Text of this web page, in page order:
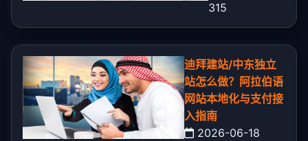
315
迪拜建站/中东独立
站怎么做？阿拉伯语
网站本地化与支付接
入指南
2026-06-18